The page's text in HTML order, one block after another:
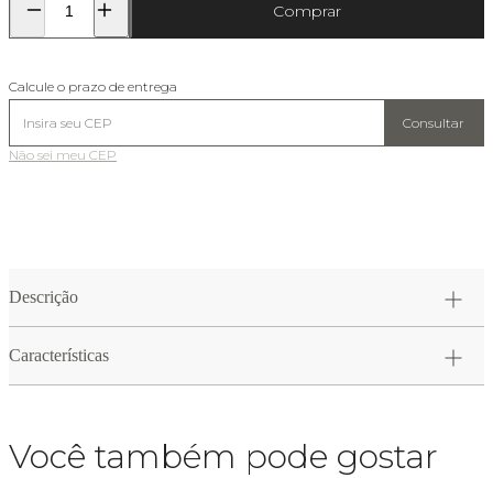
Comprar
Calcule o prazo de entrega
Consultar
Não sei meu CEP
Descrição
Características
Você também pode gostar